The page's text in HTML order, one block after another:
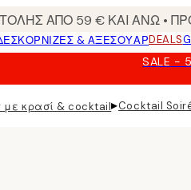
ΑΠΟ 59 € ΚΑΙ ΑΝΩ •
ΚΟΡΝΊΖΕΣ & ΑΞΕΣΟΥΆΡDEALS
SALE -
με κρασί & cocktail▸Cocktail